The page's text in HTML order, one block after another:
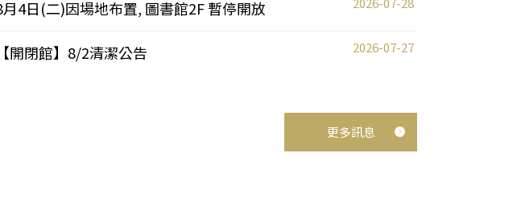
月4日(二)因場地布置, 圖書館2F 暫停開放
【開閉館】8/2清潔公告 2026-07-27
更多訊息